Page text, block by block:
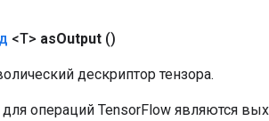
<T> asOutput ()
дескриптор тензора.
операций TensorFlow являются